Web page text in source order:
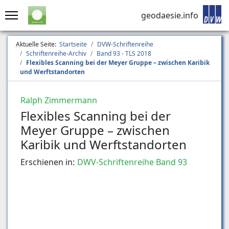
geodaesie.info
Aktuelle Seite: Startseite
DVW-Schriftenreihe
Schriftenreihe-Archiv
Band 93 - TLS 2018
Flexibles Scanning bei der Meyer Gruppe – zwischen Karibik
und Werftstandorten
Ralph Zimmermann
Flexibles Scanning bei der
Meyer Gruppe – zwischen
Karibik und Werftstandorten
Erschienen in: DWV-Schriftenreihe Band 93